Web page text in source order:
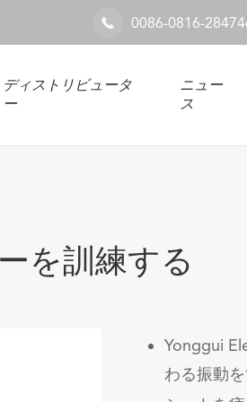
 0086-0816-
ディストリビュータ
ー
ニュー
ス
を訓練する
Yonggui
わる振動